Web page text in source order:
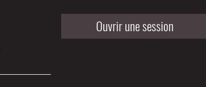
Ouvrir une session